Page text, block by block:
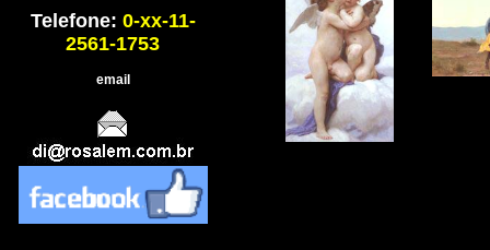
Telefone: 0-xx-11-
2561-1753
email